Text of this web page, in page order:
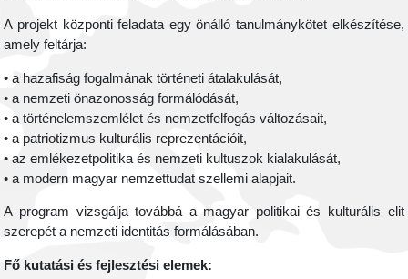
A projekt központi feladata egy önálló tanulmánykötet elkészítése,
amely feltárja:
• a hazafiság fogalmának történeti átalakulását,
• a nemzeti önazonosság formálódását,
• a történelemszemlélet és nemzetfelfogás változásait,
• a patriotizmus kulturális reprezentációit,
• az emlékezetpolitika és nemzeti kultuszok kialakulását,
• a modern magyar nemzettudat szellemi alapjait.
A program vizsgálja továbbá a magyar politikai és kulturális elit
szerepét a nemzeti identitás formálásában.
Fő kutatási és fejlesztési elemek: